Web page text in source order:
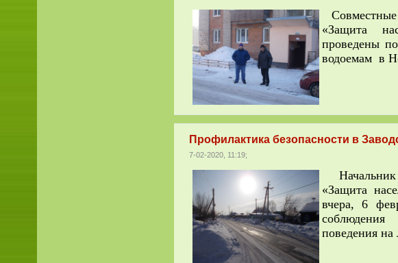
«Защита
проведены
водоемам в
Профилактика безопасности в
7-02-2020, 11:19;
Н
«Защита
вчера, 6
поведения на